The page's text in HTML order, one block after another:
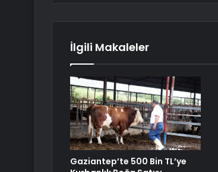
İlgili Makaleler
Gaziantep’te 500 Bin TL’ye